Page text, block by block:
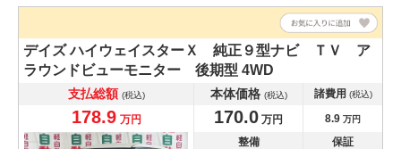
デイズハイウェイスターＸ 純正９型ナビ ＴＶ ア
ラウンドビューモニター 後期型 4WD
支払総額 (税込) 本体価格 (税込) 諸費用 (税込)
178.9 万円 170.0 万円 8.9 万円
整備 保証